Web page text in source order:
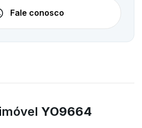
Fale conosco
YO9664